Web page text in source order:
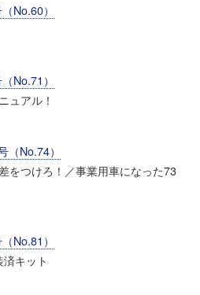
No.60）
No.71）
ュアル！
No.74）
をつけろ！／事業用車になった73
No.81）
キット